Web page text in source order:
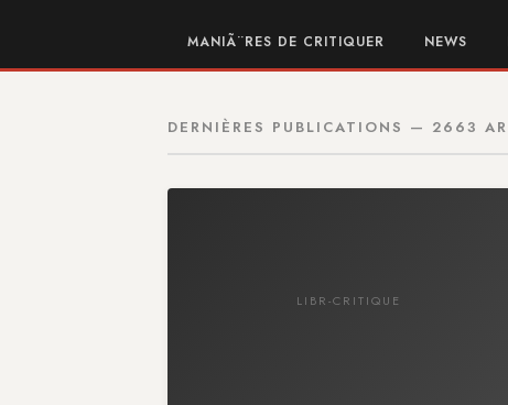
MANIÃ¨RES DE CRITIQUER NEWS
DERNIÈRES PUBLICATIONS — 2663
LIBR-CRITIQUE